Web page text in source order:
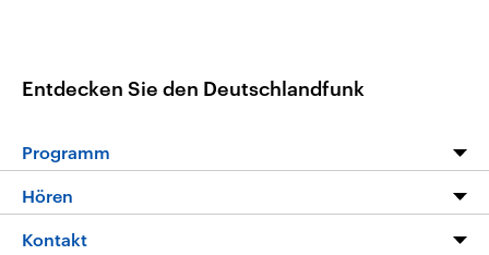
Entdecken Sie den Deutschlandfunk
Programm
Hören
Livestream
Kontakt